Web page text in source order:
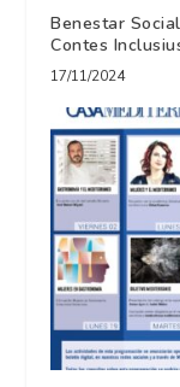
Benestar
Contes
17/11/2024